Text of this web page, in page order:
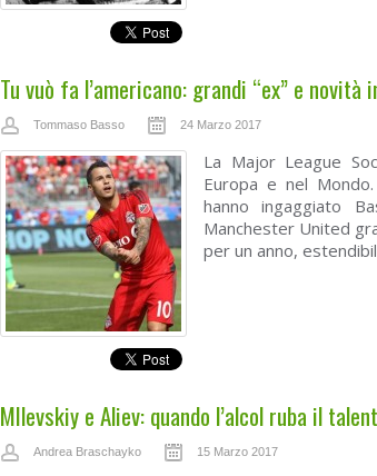
Tu vuò fa l’americano: grandi “ex” e novità
Tommaso Basso 24 Marzo 2017
La Major League
Europa e nel
hanno ingaggiato
Manchester United
per un anno,
MIlevskiy e Aliev: quando l’alcol ruba il
Andrea Braschayko 15 Marzo 2017